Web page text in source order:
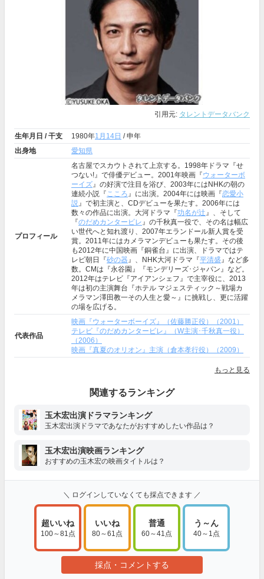
引用元: タレントデータバンク
生年月日 / 干支 1980年1月14日 / 申年
出身地
愛知県
プロフィール
名古屋でスカウトされて上京する。1998年ドラマ『せ
つない!』で俳優デビュー。2001年映画『ウォーターボ
ーイズ』の好演で注目を浴び、2003年にはNHKの朝の
連続小説『こころ』に出演。2004年には映画『恋愛小
説』で初主演と、CDデビューを果たす。2006年には
数々の作品に出演。大河ドラマ『功名が辻』、そして
『のだめカンタービレ』の千秋真一役で、その名は幅広
い世代へと知れ渡り、2007年エランドール新人賞を受
賞。2011年にはカメラマンデビューも果たす。その後
も2012年に中国映画『銅雀台』に出演、ドラマではテ
レビ朝日『砂の器』、NHK大河ドラマ『平清盛』など多
数。CMは『永谷園』『モンデリーズ･ジャパン』など。
2012年はテレビ『アイアンシェフ』で主宰役に、2013
年は初の主演舞台『ホテル マジェスティック～戦場カ
メラマン澤田教一その人生と愛～』に挑戦し、更に活躍
の場を広げる。
代表作品
映画『ウォーターボーイズ』（佐藤勝正役）（2001）
テレビ『のだめカンタービレ』（W主演･千秋真一役）
（2006）
映画『真夏のオリオン』主演（倉本孝行役）（2009）
もっと見る
関連するランキング
玉木宏出演ドラマランキング
玉木宏出演ドラマであなたがおすすめしたい作品は？
玉木宏出演映画ランキング
おすすめの玉木宏の映画タイトルは？
＼ ログインしていなくても採点できます ／
超いいね
100～81点
いいね
80～61点
普通
60～41点
う～ん
40～1点
採点・コメントする